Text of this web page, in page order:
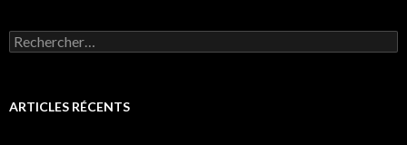
Rechercher :
ARTICLES RÉCENTS